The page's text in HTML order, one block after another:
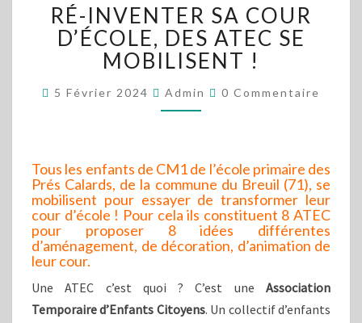
INVENTER
SA
COUR
D’ÉCOLE,
ATEC
RÉ-INVENTER SA COUR
D’ÉCOLE, DES ATEC SE
MOBILISENT !
5 Février 2024 Admin Commentaires
0 Commentaire
Tous les enfants de CM1 de l’école primaire des
Prés Calards, de la commune du Breuil (71), se
mobilisent pour essayer de transformer leur
cour d’école ! Pour cela ils constituent 8 ATEC
pour proposer 8 idées différentes
d’aménagement, de décoration, d’animation de
leur cour.
Une ATEC c’est quoi ? C’est une Association
Temporaire d’Enfants Citoyens. Un collectif d’enfants